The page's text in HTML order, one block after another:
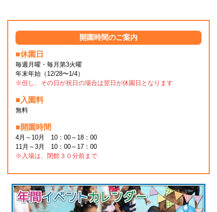
開園時間のご案内
■休園日
毎週月曜・毎月第3火曜
年末年始（12/28〜1/4）
※但し、その日が祝日の場合は翌日が休園日となります
■入園料
無料
■開園時間
4月～10月 10：00～18：00
11月～3月 10：00～17：00
※入場は、閉館３０分前まで